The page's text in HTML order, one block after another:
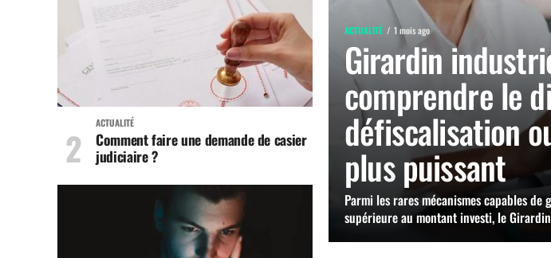
ACTUALITÉ 1 mois ago
Girardin
comprendre le
défiscalisation
plus puissant
Parmi les rares mécanismes capables
supérieure au montant investi, le
ACTUALITÉ
Comment faire une demande de casier
judiciaire ?